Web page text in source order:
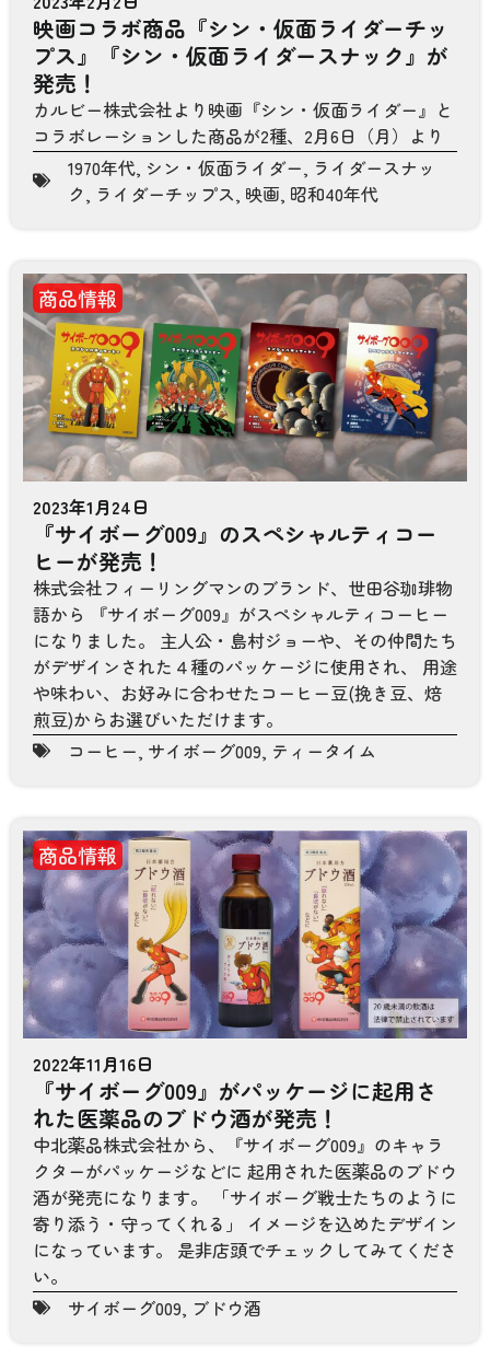
映画コラボ商品『シン・仮面ライダーチッ
プス』『シン・仮面ライダースナック』が
発売！
カルビー株式会社より映画『シン・仮面ライダー』と
コラボレーションした商品が2種、2月6日（月）より
1970年代, シン・仮面ライダー, ライダースナッ
ク, ライダーチップス, 映画, 昭和40年代
商品情報
2023年1月24日
『サイボーグ009』のスペシャルティコー
ヒーが発売！
株式会社フィーリングマンのブランド、世田谷珈琲物
語から 『サイボーグ009』がスペシャルティコーヒー
になりました。 主人公・島村ジョーや、その仲間たち
がデザインされた４種のパッケージに使用され、 用途
や味わい、お好みに合わせたコーヒー豆(挽き豆、焙
煎豆)からお選びいただけます。
コーヒー, サイボーグ009, ティータイム
商品情報
2022年11月16日
『サイボーグ009』がパッケージに起用さ
れた医薬品のブドウ酒が発売！
中北薬品株式会社から、『サイボーグ009』のキャラ
クターがパッケージなどに 起用された医薬品のブドウ
酒が発売になります。 「サイボーグ戦士たちのように
寄り添う・守ってくれる」 イメージを込めたデザイン
になっています。 是非店頭でチェックしてみてくださ
い。
サイボーグ009, ブドウ酒